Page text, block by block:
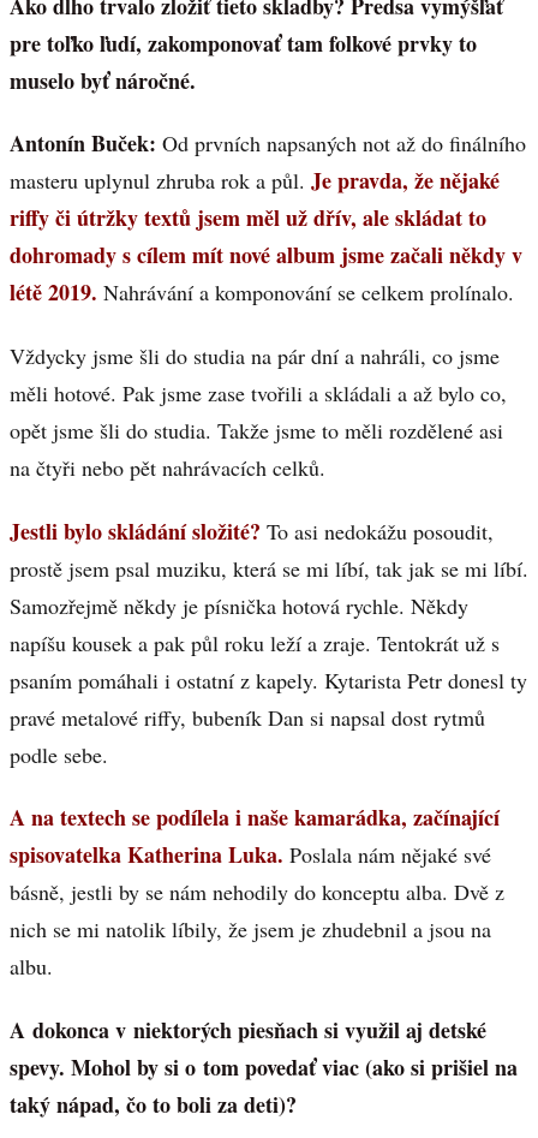
pre toľko ľudí, zakomponovať tam folkové prvky to
muselo byť náročné.
Antonín Buček: Od prvních napsaných not až do finálního
masteru uplynul zhruba rok a půl. Je pravda, že nějaké
riffy či útržky textů jsem měl už dřív, ale skládat to
dohromady s cílem mít nové album jsme začali někdy v
létě 2019. Nahrávání a komponování se celkem prolínalo.
Vždycky jsme šli do studia na pár dní a nahráli, co jsme
měli hotové. Pak jsme zase tvořili a skládali a až bylo co,
opět jsme šli do studia. Takže jsme to měli rozdělené asi
na čtyři nebo pět nahrávacích celků.
Jestli bylo skládání složité? To asi nedokážu posoudit,
prostě jsem psal muziku, která se mi líbí, tak jak se mi líbí.
Samozřejmě někdy je písnička hotová rychle. Někdy
napíšu kousek a pak půl roku leží a zraje. Tentokrát už s
psaním pomáhali i ostatní z kapely. Kytarista Petr donesl ty
pravé metalové riffy, bubeník Dan si napsal dost rytmů
podle sebe.
A na textech se podílela i naše kamarádka, začínající
spisovatelka Katherina Luka. Poslala nám nějaké své
básně, jestli by se nám nehodily do konceptu alba. Dvě z
nich se mi natolik líbily, že jsem je zhudebnil a jsou na
albu.
A dokonca v niektorých piesňach si využil aj detské
spevy. Mohol by si o tom povedať viac (ako si prišiel na
taký nápad, čo to boli za deti)?